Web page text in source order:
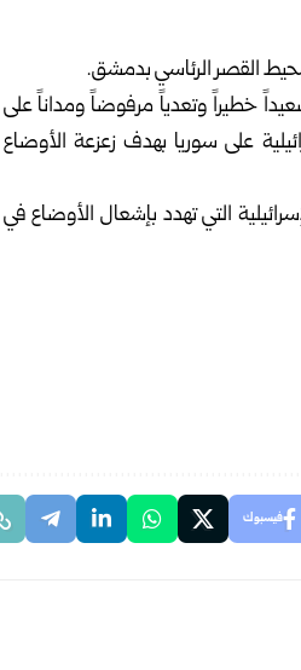
محيط القصر الرئاسي بدمشق.
خطيراً وتعدياً مرفوضاً ومداناً على
على سوريا بهدف زعزعة الأوضاع
التي تهدد بإشعال الأوضاع في
فيسبوك